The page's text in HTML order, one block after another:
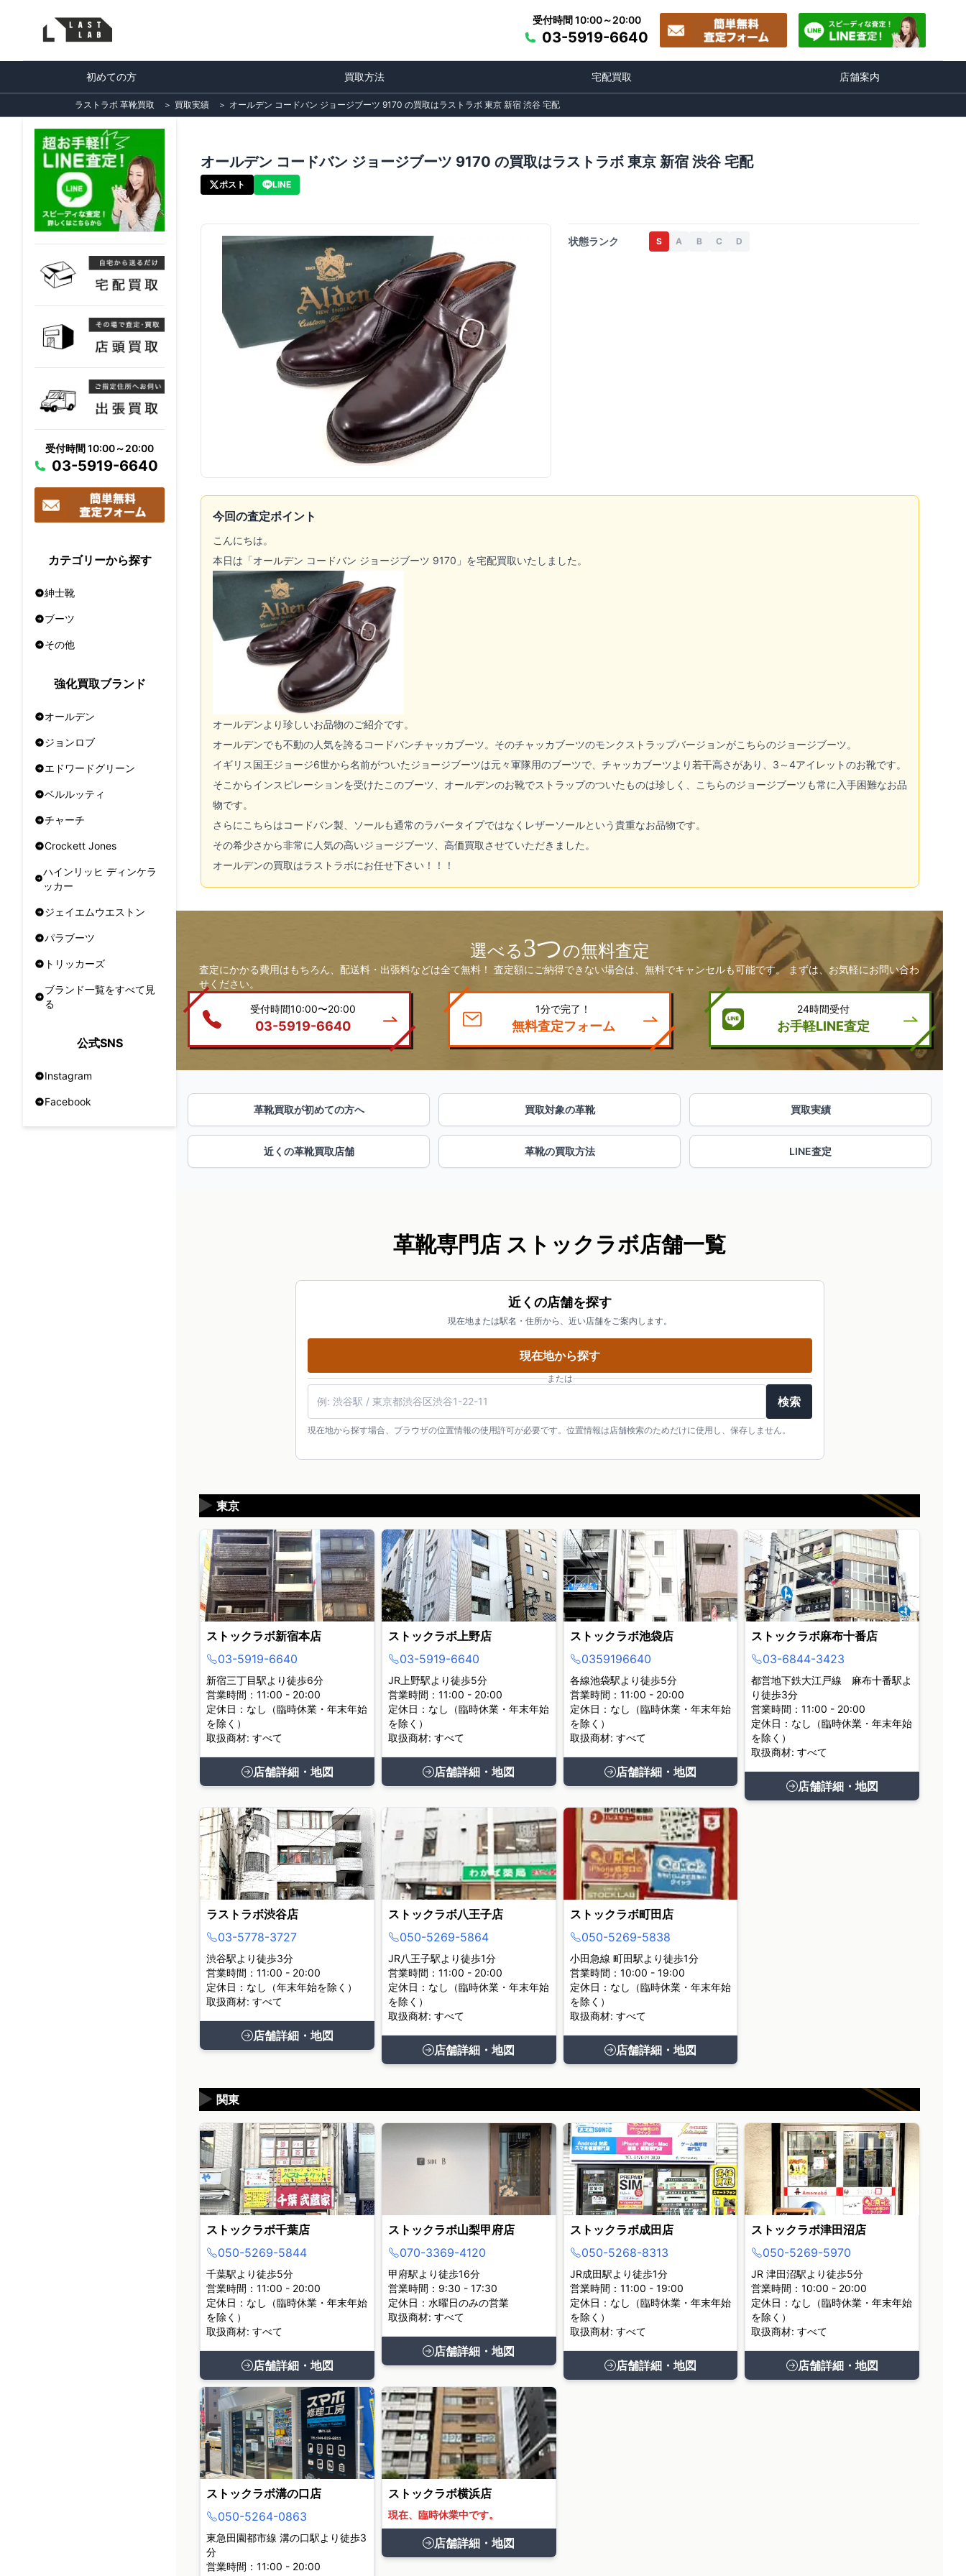
受付時間 10:00～20:00
03-5919-6640
初めての方 買取方法 宅配買取 店舗案内
ラストラボ 革靴買取 ＞ 買取実績 ＞ オールデン コードバン ジョージブーツ 9170 の買取はラストラボ 東京 新宿 渋谷 宅配
受付時間 10:00～20:00
03-5919-6640
カテゴリーから探す
紳士靴
ブーツ
その他
強化買取ブランド
オールデン
ジョンロブ
エドワードグリーン
ベルルッティ
チャーチ
Crockett Jones
ハインリッヒ ディンケラ
ッカー
ジェイエムウエストン
パラブーツ
トリッカーズ
ブランド一覧をすべて見
る
公式SNS
Instagram
Facebook
オールデン コードバン ジョージブーツ 9170 の買取はラストラボ 東京 新宿 渋谷 宅配
ポスト LINE
状態ランク S A B C D
今回の査定ポイント
こんにちは。
本日は「オールデン コードバン ジョージブーツ 9170」を宅配買取いたしました。
オールデンより珍しいお品物のご紹介です。
オールデンでも不動の人気を誇るコードバンチャッカブーツ。そのチャッカブーツのモンクストラップバージョンがこちらのジョージブーツ。
イギリス国王ジョージ6世から名前がついたジョージブーツは元々軍隊用のブーツで、チャッカブーツより若干高さがあり、3～4アイレットのお靴です。
そこからインスピレーションを受けたこのブーツ、オールデンのお靴でストラップのついたものは珍しく、こちらのジョージブーツも常に入手困難なお品
物です。
さらにこちらはコードバン製、ソールも通常のラバータイプではなくレザーソールという貴重なお品物です。
その希少さから非常に人気の高いジョージブーツ、高価買取させていただきました。
オールデンの買取はラストラボにお任せ下さい！！！
選べる3つの無料査定
査定にかかる費用はもちろん、配送料・出張料などは全て無料！ 査定額にご納得できない場合は、無料でキャンセルも可能です。 まずは、お気軽にお問い合わ
せください。
受付時間10:00〜20:00
03-5919-6640
1分で完了！
無料査定フォーム
24時間受付
お手軽LINE査定
革靴買取が初めての方へ 買取対象の革靴 買取実績
近くの革靴買取店舗 革靴の買取方法 LINE査定
革靴専門店 ストックラボ店舗一覧
近くの店舗を探す
現在地または駅名・住所から、近い店舗をご案内します。
現在地から探す
または
検索
現在地から探す場合、ブラウザの位置情報の使用許可が必要です。位置情報は店舗検索のためだけに使用し、保存しません。
東京
▶
ストックラボ新宿本店
03-5919-6640
新宿三丁目駅より徒歩6分
営業時間：11:00 - 20:00
定休日：なし（臨時休業・年末年始
を除く）
取扱商材: すべて
店舗詳細・地図
ストックラボ上野店
03-5919-6640
JR上野駅より徒歩5分
営業時間：11:00 - 20:00
定休日：なし（臨時休業・年末年始
を除く）
取扱商材: すべて
店舗詳細・地図
ストックラボ池袋店
0359196640
各線池袋駅より徒歩5分
営業時間：11:00 - 20:00
定休日：なし（臨時休業・年末年始
を除く）
取扱商材: すべて
店舗詳細・地図
ストックラボ麻布十番店
03-6844-3423
都営地下鉄大江戸線 麻布十番駅よ
り徒歩3分
営業時間：11:00 - 20:00
定休日：なし（臨時休業・年末年始
を除く）
取扱商材: すべて
店舗詳細・地図
ラストラボ渋谷店
03-5778-3727
渋谷駅より徒歩3分
営業時間：11:00 - 20:00
定休日：なし（年末年始を除く）
取扱商材: すべて
店舗詳細・地図
ストックラボ八王子店
050-5269-5864
JR八王子駅より徒歩1分
営業時間：11:00 - 20:00
定休日：なし（臨時休業・年末年始
を除く）
取扱商材: すべて
店舗詳細・地図
ストックラボ町田店
050-5269-5838
小田急線 町田駅より徒歩1分
営業時間：10:00 - 19:00
定休日：なし（臨時休業・年末年始
を除く）
取扱商材: すべて
店舗詳細・地図
関東
▶
ストックラボ千葉店
050-5269-5844
千葉駅より徒歩5分
営業時間：11:00 - 20:00
定休日：なし（臨時休業・年末年始
を除く）
取扱商材: すべて
店舗詳細・地図
ストックラボ山梨甲府店
070-3369-4120
甲府駅より徒歩16分
営業時間：9:30 - 17:30
定休日：水曜日のみの営業
取扱商材: すべて
店舗詳細・地図
ストックラボ成田店
050-5268-8313
JR成田駅より徒歩1分
営業時間：11:00 - 19:00
定休日：なし（臨時休業・年末年始
を除く）
取扱商材: すべて
店舗詳細・地図
ストックラボ津田沼店
050-5269-5970
JR 津田沼駅より徒歩5分
営業時間：10:00 - 20:00
定休日：なし（臨時休業・年末年始
を除く）
取扱商材: すべて
店舗詳細・地図
ストックラボ溝の口店
050-5264-0863
東急田園都市線 溝の口駅より徒歩3
分
営業時間：11:00 - 20:00
ストックラボ横浜店
現在、臨時休業中です。
店舗詳細・地図